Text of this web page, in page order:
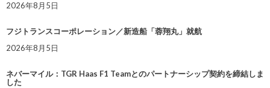
2026年8月5日
フジトランスコーポレーション／新造船「蓉翔丸」就航
2026年8月5日
ネバーマイル：TGR Haas F1 Teamとのパートナーシップ契約を締結しま
した